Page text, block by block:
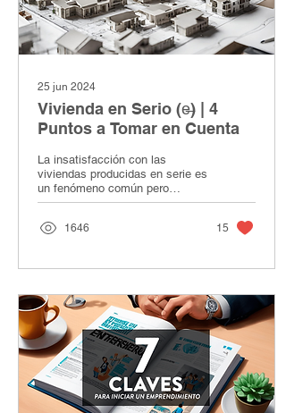
25 jun 2024
Vivienda en Serio (e̶) | 4
Puntos a Tomar en Cuenta
La insatisfacción con las
viviendas producidas en serie es
un fenómeno común pero
subestimado en la sociedad
1646 15